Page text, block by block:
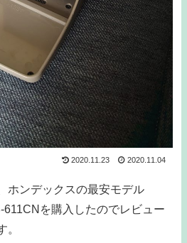
2020.11.23 2020.11.04
ホンデックスの最安モデル
611CNを購入したのでレビュー
。